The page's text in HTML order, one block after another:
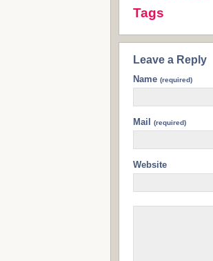
Tags
Leave a Reply
Name (required)
Mail (required)
Website